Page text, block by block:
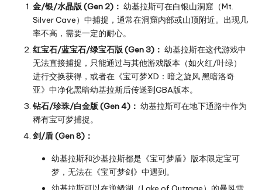
金/银/水晶版 (Gen 2)： 幼基拉斯可在白银山洞窟（Mt.
Silver Cave）中捕捉，通常在洞窟内部或山顶附近。出现几
率不高，需要一定的耐心。
红宝石/蓝宝石/绿宝石版 (Gen 3)： 幼基拉斯在这代游戏中
无法直接捕捉，只能通过与其他游戏版本（如火红/叶绿）
进行交换获得，或者在《宝可梦XD：暗之旋风 黑暗洛奇
亚》中净化黑暗幼基拉斯后传送到GBA版本。
钻石/珍珠/白金版 (Gen 4)： 幼基拉斯可在地下通路中作为
稀有宝可梦捕捉。
剑/盾 (Gen 8)：
幼基拉斯和沙基拉斯都是《宝可梦盾》版本限定宝可
梦，无法在《宝可梦剑》中遇到。